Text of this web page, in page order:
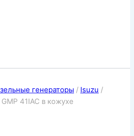
генераторы / Isuzu /
41IAC в кожухе